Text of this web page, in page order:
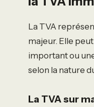
La TVA
majeur. Elle
important ou
selon la nature
La TVA sur